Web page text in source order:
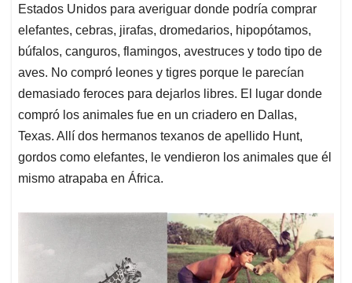
Estados Unidos para averiguar donde podría comprar
elefantes, cebras, jirafas, dromedarios, hipopótamos,
búfalos, canguros, flamingos, avestruces y todo tipo de
aves. No compró leones y tigres porque le parecían
demasiado feroces para dejarlos libres. El lugar donde
compró los animales fue en un criadero en Dallas,
Texas. Allí dos hermanos texanos de apellido Hunt,
gordos como elefantes, le vendieron los animales que él
mismo atrapaba en África.